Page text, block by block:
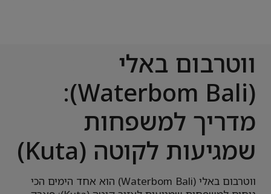
ווטרבום באלי
(Waterbom Bali):
מדריך למשפחות
שמגיעות לקוטה (Kuta)
ווטרבום באלי (Waterbom Bali) הוא אחד הימים הכי